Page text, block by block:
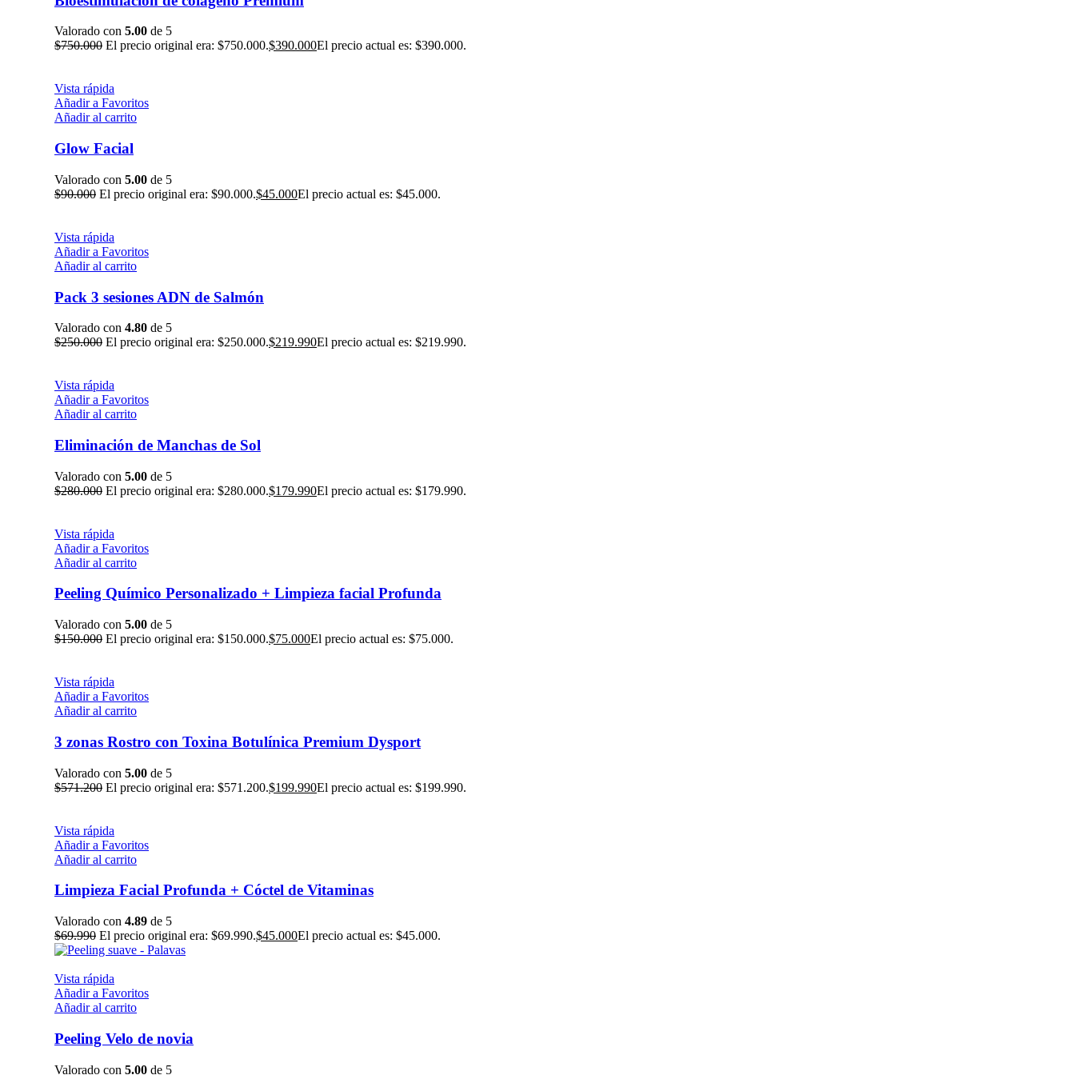
Valorado con 5.00 de 5
$750.000 El precio original era: $750.000.$390.000El precio actual es: $390.000.
Vista rápida
Añadir a Favoritos
Añadir al carrito
Glow Facial
Valorado con 5.00 de 5
$90.000 El precio original era: $90.000.$45.000El precio actual es: $45.000.
Vista rápida
Añadir a Favoritos
Añadir al carrito
Pack 3 sesiones ADN de Salmón
Valorado con 4.80 de 5
$250.000 El precio original era: $250.000.$219.990El precio actual es: $219.990.
Vista rápida
Añadir a Favoritos
Añadir al carrito
Eliminación de Manchas de Sol
Valorado con 5.00 de 5
$280.000 El precio original era: $280.000.$179.990El precio actual es: $179.990.
Vista rápida
Añadir a Favoritos
Añadir al carrito
Peeling Químico Personalizado + Limpieza facial Profunda
Valorado con 5.00 de 5
$150.000 El precio original era: $150.000.$75.000El precio actual es: $75.000.
Vista rápida
Añadir a Favoritos
Añadir al carrito
3 zonas Rostro con Toxina Botulínica Premium Dysport
Valorado con 5.00 de 5
$571.200 El precio original era: $571.200.$199.990El precio actual es: $199.990.
Vista rápida
Añadir a Favoritos
Añadir al carrito
Limpieza Facial Profunda + Cóctel de Vitaminas
Valorado con 4.89 de 5
$69.990 El precio original era: $69.990.$45.000El precio actual es: $45.000.
Vista rápida
Añadir a Favoritos
Añadir al carrito
Peeling Velo de novia
Valorado con 5.00 de 5